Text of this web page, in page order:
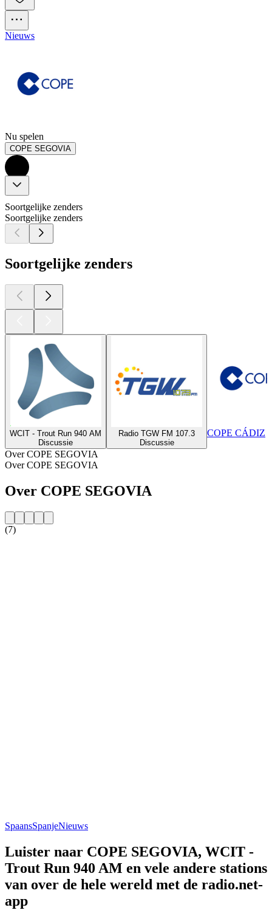
Nieuws
Nu spelen
COPE SEGOVIA
Soortgelijke zenders
Soortgelijke zenders
Soortgelijke zenders
WCIT - Trout Run 940 AM
Discussie
Radio TGW FM 107.3
Discussie
COPE CÁDIZ
Over COPE SEGOVIA
Over COPE SEGOVIA
Over COPE SEGOVIA
(7)
SpaansSpanjeNieuws
Luister naar COPE SEGOVIA, WCIT -
Trout Run 940 AM en vele andere stations
van over de hele wereld met de radio.net-
app